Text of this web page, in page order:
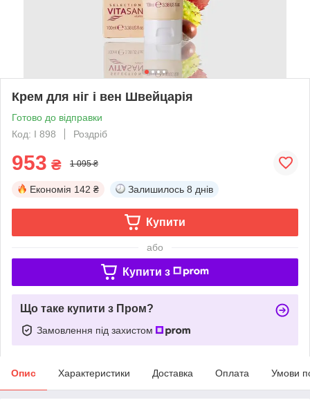
Крем для ніг і вен Швейцарія
Готово до відправки
Код: I 898
Роздріб
953 ₴ 1 095 ₴
Економія 142 ₴ Залишилось 8 днів
Купити
або
Купити з
Що таке купити з Пром?
Замовлення під захистом
Опис Характеристики Доставка Оплата Умови